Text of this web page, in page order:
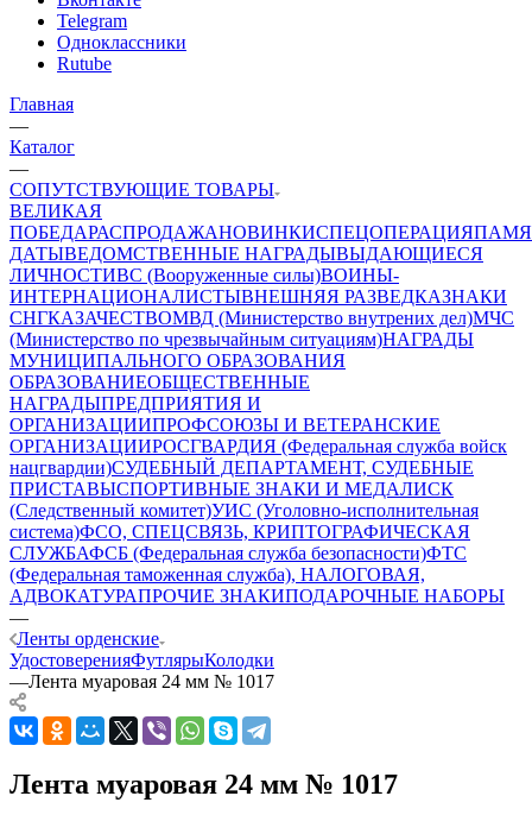
Telegram
Одноклассники
Rutube
Главная
—
Каталог
—
СОПУТСТВУЮЩИЕ ТОВАРЫ
ВЕЛИКАЯ
ПОБЕДАРАСПРОДАЖАНОВИНКИСПЕЦОПЕРАЦИЯ
ДАТЫВЕДОМСТВЕННЫЕ НАГРАДЫВЫДАЮЩИЕСЯ
ЛИЧНОСТИВС (Вооруженные силы)ВОИНЫ-
ИНТЕРНАЦИОНАЛИСТЫВНЕШНЯЯ РАЗВЕДКАЗНАКИ
СНГКАЗАЧЕСТВОМВД (Министерство внутрених дел)МЧС
(Министерство по чрезвычайным ситуациям)НАГРАДЫ
МУНИЦИПАЛЬНОГО ОБРАЗОВАНИЯ
ОБРАЗОВАНИЕОБЩЕСТВЕННЫЕ
НАГРАДЫПРЕДПРИЯТИЯ И
ОРГАНИЗАЦИИПРОФСОЮЗЫ И ВЕТЕРАНСКИЕ
ОРГАНИЗАЦИИРОСГВАРДИЯ (Федеральная служба войск
нацгвардии)СУДЕБНЫЙ ДЕПАРТАМЕНТ, СУДЕБНЫЕ
ПРИСТАВЫСПОРТИВНЫЕ ЗНАКИ И МЕДАЛИСК
(Следственный комитет)УИС (Уголовно-исполнительная
система)ФСО, СПЕЦСВЯЗЬ, КРИПТОГРАФИЧЕСКАЯ
СЛУЖБАФСБ (Федеральная служба безопасности)ФТС
(Федеральная таможенная служба), НАЛОГОВАЯ,
АДВОКАТУРАПРОЧИЕ ЗНАКИПОДАРОЧНЫЕ НАБОРЫ
—
Ленты орденские
УдостоверенияФутлярыКолодки
—Лента муаровая 24 мм № 1017
Лента муаровая 24 мм № 1017